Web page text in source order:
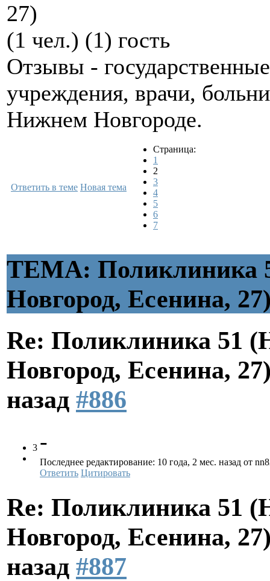
27)
(1 чел.) (1) гость
Отзывы -
учреждения, врачи,
Нижнем Новгороде.
Ответить в теме Новая тема
Страница:
1
2
3
4
5
6
7
ТЕМА: Поликлиника
Новгород, Есенина,
Re: Поликлиника 51
Новгород, Есенина,
назад #886
3 -
Последнее редактирование: 10 года, 2 мес. назад от
Ответить Цитировать
Re: Поликлиника 51
Новгород, Есенина,
назад #887